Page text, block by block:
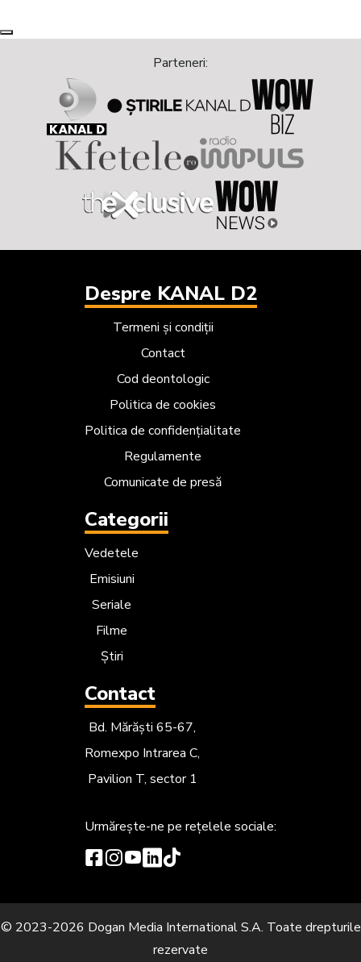
„Tinerețe rebelă”
Next
Previous
Parteneri:
Despre KANAL D2
Termeni și condiții
Contact
Cod deontologic
Politica de cookies
Politica de confidențialitate
Regulamente
Comunicate de presă
Categorii
Vedetele
Emisiuni
Seriale
Filme
Știri
Contact
Bd. Mărăști 65-67,
Romexpo Intrarea C,
Pavilion T, sector 1
Urmărește-ne pe rețelele sociale:
© 2023-2026 Dogan Media International S.A. Toate drepturile
rezervate